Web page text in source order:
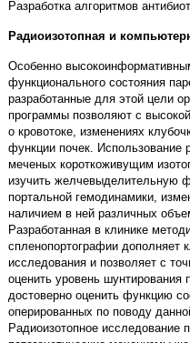
Разработка алгоритмов
Радиоизотопная и
Особенно
функционального состояния
разработанные для этой цели
программы позволяют с
о кровотоке, изменениях
функции почек. Использование
меченых короткоживущим
изучить желчевыделительную
портальной гемодинамики,
наличием в ней различных
Разработанная в клинике
спленопортографии дополняет
исследования и позволяет с
оценить уровень шунтирования
достоверно оценить функцию
оперированных по поводу
Радиоизотопное исследование